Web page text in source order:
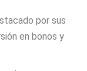
por sus
en bonos y